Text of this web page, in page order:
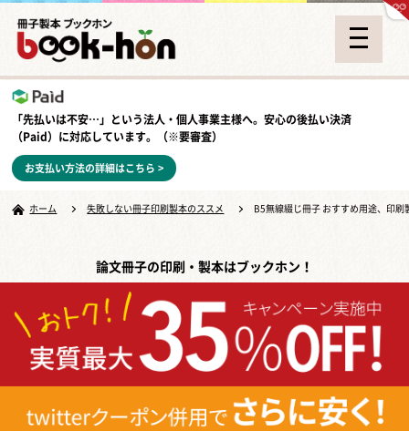
「先払いは不安…」という法人・個人事業主様へ。安心の後払い決済
（Paid） に対応しています。（※要審査）
お支払い方法の詳細はこちら >
ホーム 失敗しない冊子印刷製本のススメ B5無線綴じ冊子 おすすめ用途、印刷
論文冊子の印刷・製本はブックホン！